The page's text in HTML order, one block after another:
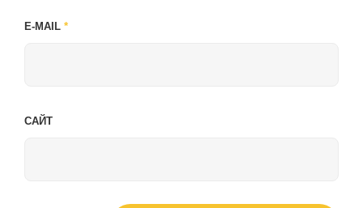
E-MAIL *
САЙТ